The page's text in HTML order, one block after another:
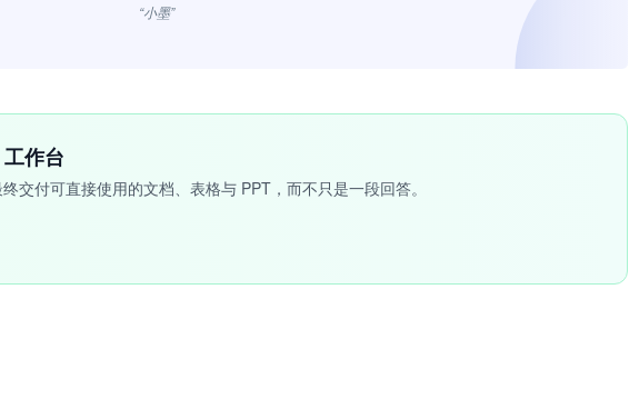
“小墨”
作台
交付可直接使用的文档、表格与 PPT，而不只是一段回答。